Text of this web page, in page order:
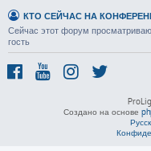
КТО СЕЙЧАС НА
Сейчас этот форум
гость
Создано на основе